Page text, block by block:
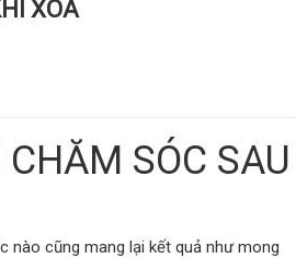
XÓA
SÓC SAU
nào cũng mang lại kết quả như mong